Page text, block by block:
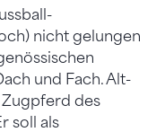
nicht gelungen
und Fach. Alt-
des
soll als